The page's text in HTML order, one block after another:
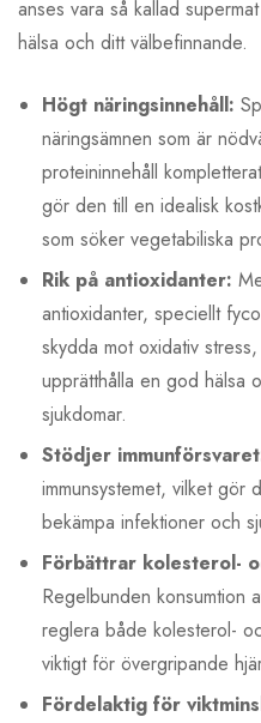
anses vara så kallad
hälsa och ditt välbefinnande.
Högt näringsinnehåll:
näringsämnen som är
proteininnehåll
gör den till en idealisk
som söker vegetabiliska
Rik på antioxidanter:
antioxidanter, speciellt
skydda mot oxidativ
upprätthålla en god hälsa
sjukdomar.
Stödjer
immunsystemet, vilket gör
bekämpa infektioner och
Förbättrar kolesterol-
Regelbunden konsumtion
reglera både kolesterol-
viktigt för övergripande
Fördelaktig för